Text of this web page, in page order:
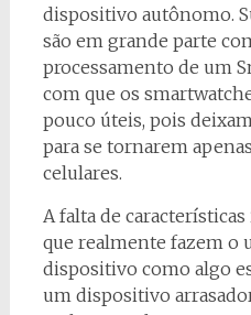
dispositivo autônomo.
são em grande parte
processamento de um
com que os
pouco úteis, pois
para se tornarem
celulares.
A falta de
que realmente fazem o
dispositivo como algo
um dispositivo